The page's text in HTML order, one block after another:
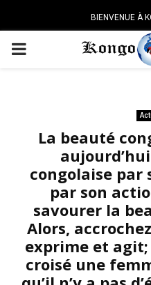
BIENVENUE À
PRIMARY
La beauté
congolaise par
par son
savourer la
Alors,
exprime et
croisé une